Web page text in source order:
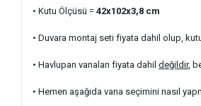
• Kutu Ölçüsü =42x102x3,8 cm
• Duvara montaj seti fiyata dahil olup,
• Havlupan vanaları fiyata dahildeğildir,
• Hemen aşağıda vana seçimini nasıl